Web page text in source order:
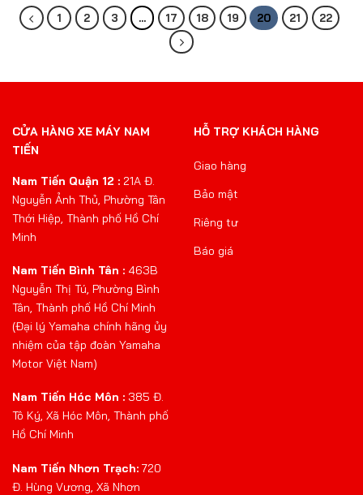
85.500.000 ₫
1 2 3 … 17 18 19 20 21 22
CỬA HÀNG XE MÁY NAM
TIẾN
Nam Tiến Quận 12 : 21A Đ.
Nguyễn Ảnh Thủ, Phường Tân
Thới Hiệp, Thành phố Hồ Chí
Minh
Nam Tiến Bình Tân : 463B
Nguyễn Thị Tú, Phường Bình
Tân, Thành phố Hồ Chí Minh
(Đại lý Yamaha chính hãng ủy
nhiệm của tập đoàn Yamaha
Motor Việt Nam)
Nam Tiến Hóc Môn : 385 Đ.
Tô Ký, Xã Hóc Môn, Thành phố
Hồ Chí Minh
Nam Tiến Nhơn Trạch: 720
Đ. Hùng Vương, Xã Nhơn
HỖ TRỢ KHÁCH HÀNG
Giao hàng
Bảo mật
Riêng tư
Báo giá